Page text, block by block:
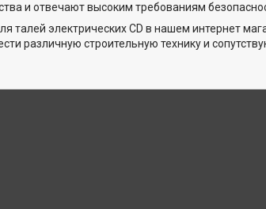
и отвечают высоким требованиям
талей электрических CD в нашем интернет
различную строительную технику и